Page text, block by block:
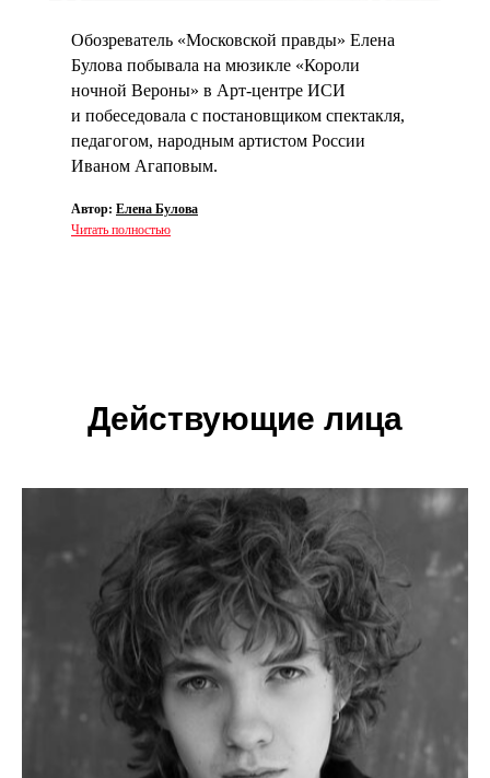
Обозреватель «Московской правды» Елена
Булова побывала на мюзикле «Короли
ночной Вероны» в Арт-центре ИСИ
и побеседовала с постановщиком спектакля,
педагогом, народным артистом России
Иваном Агаповым.
Автор: Елена Булова
Читать полностью
Действующие лица